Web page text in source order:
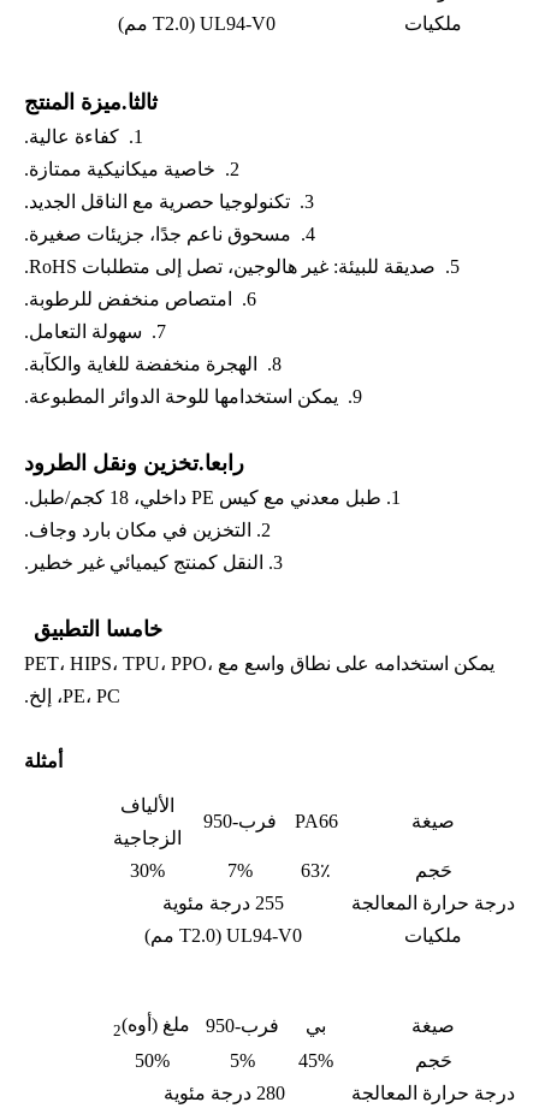
ملكيات
UL94-V0 (T2.0 مم)
ثالثا.ميزة المنتج
1. كفاءة عالية.
2. خاصية ميكانيكية ممتازة.
3. تكنولوجيا حصرية مع الناقل الجديد.
4. مسحوق ناعم جدًا، جزيئات صغيرة.
5. صديقة للبيئة: غير هالوجين، تصل إلى متطلبات RoHS.
6. امتصاص منخفض للرطوبة.
7. سهولة التعامل.
8. الهجرة منخفضة للغاية والكآبة.
9. يمكن استخدامها للوحة الدوائر المطبوعة.
رابعا.تخزين ونقل الطرود
1. طبل معدني مع كيس PE داخلي، 18 كجم/طبل.
2. التخزين في مكان بارد وجاف.
3. النقل كمنتج كيميائي غير خطير.
خامسا التطبيق
يمكن استخدامه على نطاق واسع مع PET، HIPS، TPU، PPO،
PE، PC، إلخ.
أمثلة
صيغة PA66 فرب-950
الألياف
الزجاجية
حَجم
63٪ 7%
30%
درجة حرارة المعالجة
255 درجة مئوية
ملكيات
UL94-V0 (T2.0 مم)
صيغة بي فرب-950 ملغ (أوه)2
حَجم 45%
5%
50%
درجة حرارة المعالجة
280 درجة مئوية